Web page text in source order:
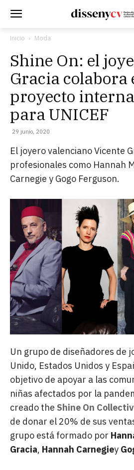
Inicio Moda
Shine On: el
Gracia colabora
proyecto
para UNICEF
29 junio, 2020
El joyero valenciano Vicente
profesionales como Hannah
Carnegie y Gogo Ferguson.
Un grupo de diseñadores de
Unido, Estados Unidos y
objetivo de apoyar a las
niñas afectados por la
creado the Shine On
de donar el 20% de sus
grupo está formado por
Gracia, Hannah Carnegiey